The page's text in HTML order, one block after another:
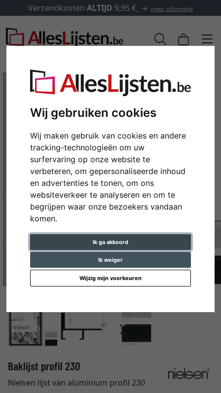
Wij gebruiken cookies
Wij maken gebruik van cookies en andere
tracking-technologieën om uw
surfervaring op onze website te
verbeteren, om gepersonaliseerde inhoud
en advertenties te tonen, om ons
websiteverkeer te analyseren en om te
begrijpen waar onze bezoekers vandaan
komen.
Ik ga akkoord
Ik weiger
Wijzig mijn voorkeuren
Verzendkosten ALTIJD 9,95 € meer informatie
Terug
Baklijst profil 230
Nielsen lijst van aluminium profil 230